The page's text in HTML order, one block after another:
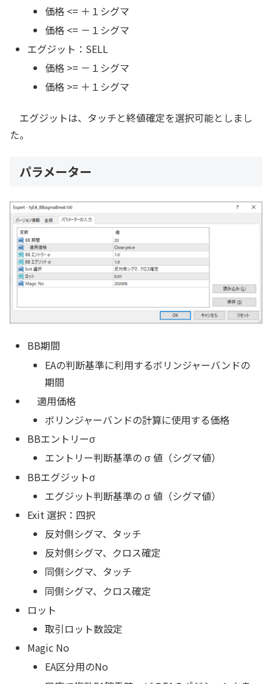
価格 <= ＋１シグマ
価格 <= －１シグマ
エグジット：SELL
価格 >= －１シグマ
価格 >= ＋１シグマ
エグジットは、タッチと終値確定を選択可能としまし
た。
パラメーター
BB期間
EAの判断基準に利用するボリンジャーバンドの
期間
適用価格
ボリンジャーバンドの計算に使用する価格
BBエントリーσ
エントリー判断基準の σ 値（シグマ値）
BBエグジットσ
エグジット判断基準の σ 値（シグマ値）
Exit 選択：四択
反対側シグマ、タッチ
反対側シグマ、クロス確定
同側シグマ、タッチ
同側シグマ、クロス確定
ロット
取引ロット数設定
Magic No
EA区分用のNo